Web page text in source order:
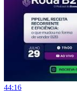
44:16